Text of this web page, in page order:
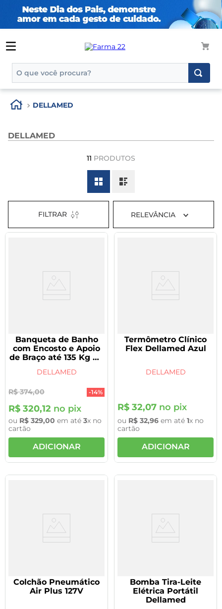
TERMOS MAIS BUSCADOS
1º
tadalafila
3º
generico
dipirona
8º
tadalafila 5mg
DELLAMED
DELLAMED
11 PRODUTOS
FILTRAR RELEVÂNCIA
Banqueta de Banho
com Encosto e Apoio
de Braço até 135 Kg D3
DELLAMED
R$ 374,00 -14%
R$ 320,12 no pix
ou R$ 329,00 em até 3x no
cartão
ADICIONAR
Termômetro Clínico
Flex Dellamed Azul
DELLAMED
R$ 32,07 no pix
ou R$ 32,96 em até 1x no
cartão
ADICIONAR
Colchão Pneumático
Air Plus 127V
Bomba Tira-Leite
Elétrica Portátil
Dellamed